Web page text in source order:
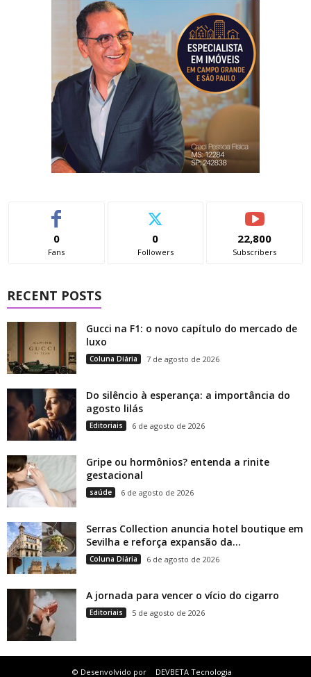
0
Fans
0
Followers
22,800
Subscribers
RECENT POSTS
Gucci na F1: o novo capítulo do mercado de
luxo
Coluna Diária 7 de agosto de 2026
Do silêncio à esperança: a importância do
agosto lilás
Editoriais 6 de agosto de 2026
Gripe ou hormônios? entenda a rinite
gestacional
saúde 6 de agosto de 2026
Serras Collection anuncia hotel boutique em
Sevilha e reforça expansão da...
Coluna Diária 6 de agosto de 2026
A jornada para vencer o vício do cigarro
Editoriais 5 de agosto de 2026
© Desenvolvido por DEVBETA Tecnologia